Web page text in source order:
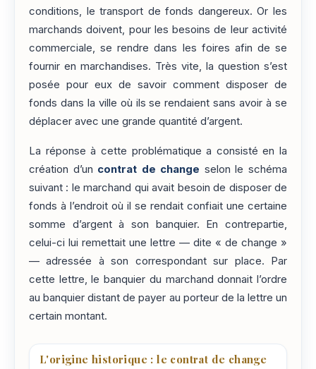
conditions, le transport de fonds dangereux. Or les
marchands doivent, pour les besoins de leur activité
commerciale, se rendre dans les foires afin de se
fournir en marchandises. Très vite, la question s’est
posée pour eux de savoir comment disposer de
fonds dans la ville où ils se rendaient sans avoir à se
déplacer avec une grande quantité d’argent.
La réponse à cette problématique a consisté en la
création d’un contrat de change selon le schéma
suivant : le marchand qui avait besoin de disposer de
fonds à l’endroit où il se rendait confiait une certaine
somme d’argent à son banquier. En contrepartie,
celui-ci lui remettait une lettre — dite « de change »
— adressée à son correspondant sur place. Par
cette lettre, le banquier du marchand donnait l’ordre
au banquier distant de payer au porteur de la lettre un
certain montant.
L'origine historique : le contrat de change